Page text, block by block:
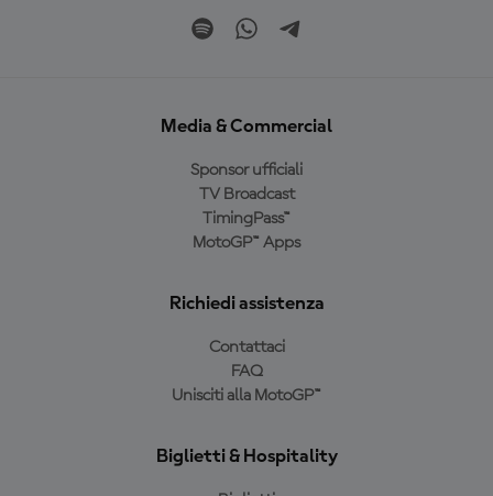
Media & Commercial
Sponsor ufficiali
TV Broadcast
TimingPass™
MotoGP™ Apps
Richiedi assistenza
Contattaci
FAQ
Unisciti alla MotoGP™
Biglietti & Hospitality